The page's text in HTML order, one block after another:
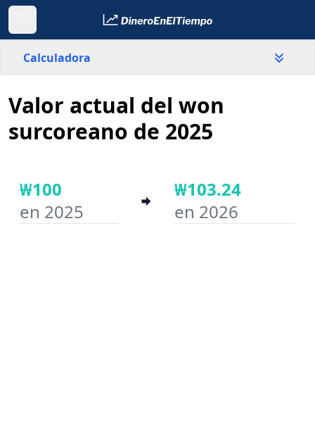
Calculadora
País
Año inicial
Valor actual del won
surcoreano de 2025
₩100
en 2025
₩103.24
en 2026